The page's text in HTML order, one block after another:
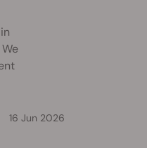
16 Jun 2026